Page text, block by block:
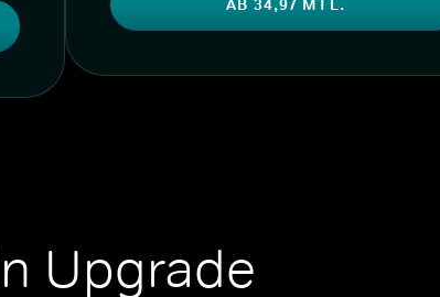
AB 34,97 MTL.
Upgrade